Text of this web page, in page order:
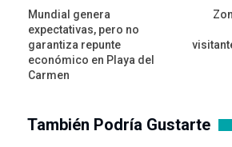
Mundial genera
expectativas, pero no
garantiza repunte
económico en Playa del
Carmen
También Podría Gustarte